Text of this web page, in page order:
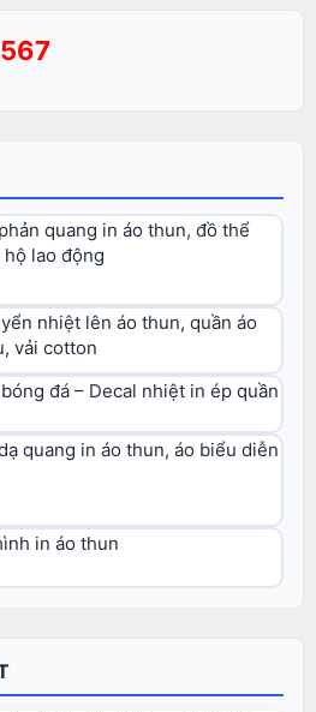
quang in áo thun, đồ thể
lao động
nhiệt lên áo thun, quần áo
vải cotton
đá – Decal nhiệt in ép quần
quang in áo thun, áo biểu diễn
in áo thun